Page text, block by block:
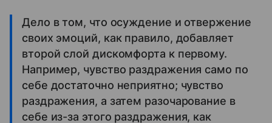
Дело в том, что осуждение и отвержение
своих эмоций, как правило, добавляет
второй слой дискомфорта к первому.
Например, чувство раздражения само по
себе достаточно неприятно; чувство
раздражения, а затем разочарование в
себе из-за этого раздражения, как